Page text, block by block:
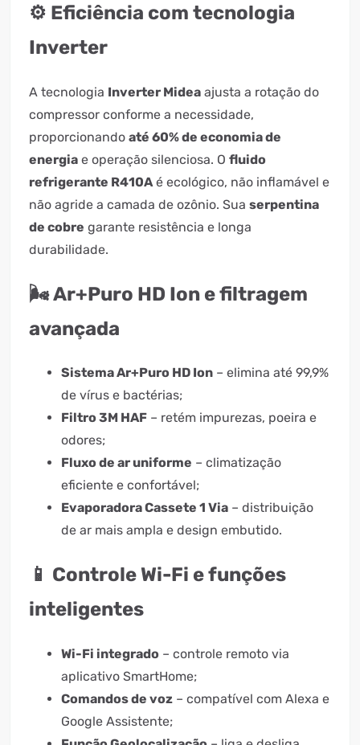
⚙️ Eficiência com tecnologia
Inverter
A tecnologia Inverter Midea ajusta a rotação do
compressor conforme a necessidade,
proporcionando até 60% de economia de
energia e operação silenciosa. O fluido
refrigerante R410A é ecológico, não inflamável e
não agride a camada de ozônio. Sua serpentina
de cobre garante resistência e longa
durabilidade.
🌬️ Ar+Puro HD Ion e filtragem
avançada
Sistema Ar+Puro HD Ion – elimina até 99,9%
de vírus e bactérias;
Filtro 3M HAF – retém impurezas, poeira e
odores;
Fluxo de ar uniforme – climatização
eficiente e confortável;
Evaporadora Cassete 1 Via – distribuição
de ar mais ampla e design embutido.
📱 Controle Wi-Fi e funções
inteligentes
Wi-Fi integrado – controle remoto via
aplicativo SmartHome;
Comandos de voz – compatível com Alexa e
Google Assistente;